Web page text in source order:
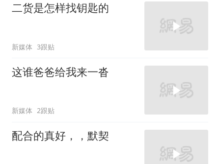
二货是怎样找钥匙的
新媒体 3跟贴
这谁爸爸给我来一沓
新媒体 2跟贴
配合的真好，，默契